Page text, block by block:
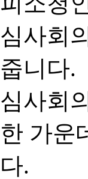
심사회
줍니다.
심사회
한 가운
다.